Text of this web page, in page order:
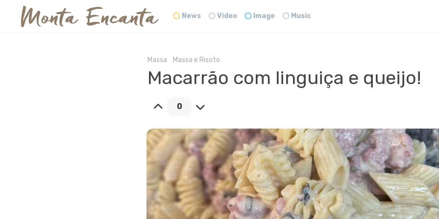
News Video Image Music
Massa Massa e Risoto
Macarrão com linguiça e queijo!
0